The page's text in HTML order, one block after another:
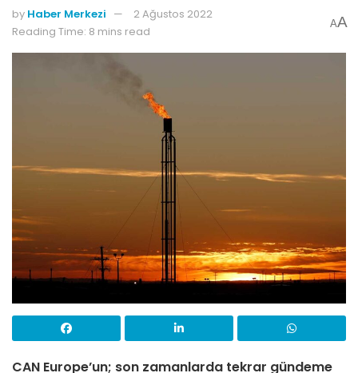
by Haber Merkezi
2 Ağustos 2022
Reading Time: 8 mins read
AA
CAN Europe’un; son zamanlarda tekrar gündeme